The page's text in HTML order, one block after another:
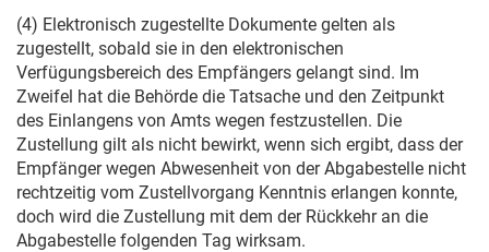
(4) Elektronisch zugestellte Dokumente gelten als
zugestellt, sobald sie in den elektronischen
Verfügungsbereich des Empfängers gelangt sind. Im
Zweifel hat die Behörde die Tatsache und den Zeitpunkt
des Einlangens von Amts wegen festzustellen. Die
Zustellung gilt als nicht bewirkt, wenn sich ergibt, dass der
Empfänger wegen Abwesenheit von der Abgabestelle nicht
rechtzeitig vom Zustellvorgang Kenntnis erlangen konnte,
doch wird die Zustellung mit dem der Rückkehr an die
Abgabestelle folgenden Tag wirksam.